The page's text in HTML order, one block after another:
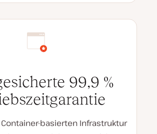
99,9 %
basierten Infrastruktur